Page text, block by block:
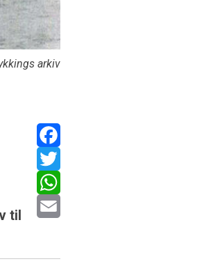
arkiv
Facebook
Twitter
WhatsApp
til